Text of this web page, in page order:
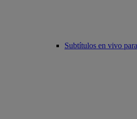
Subtítulos en vivo